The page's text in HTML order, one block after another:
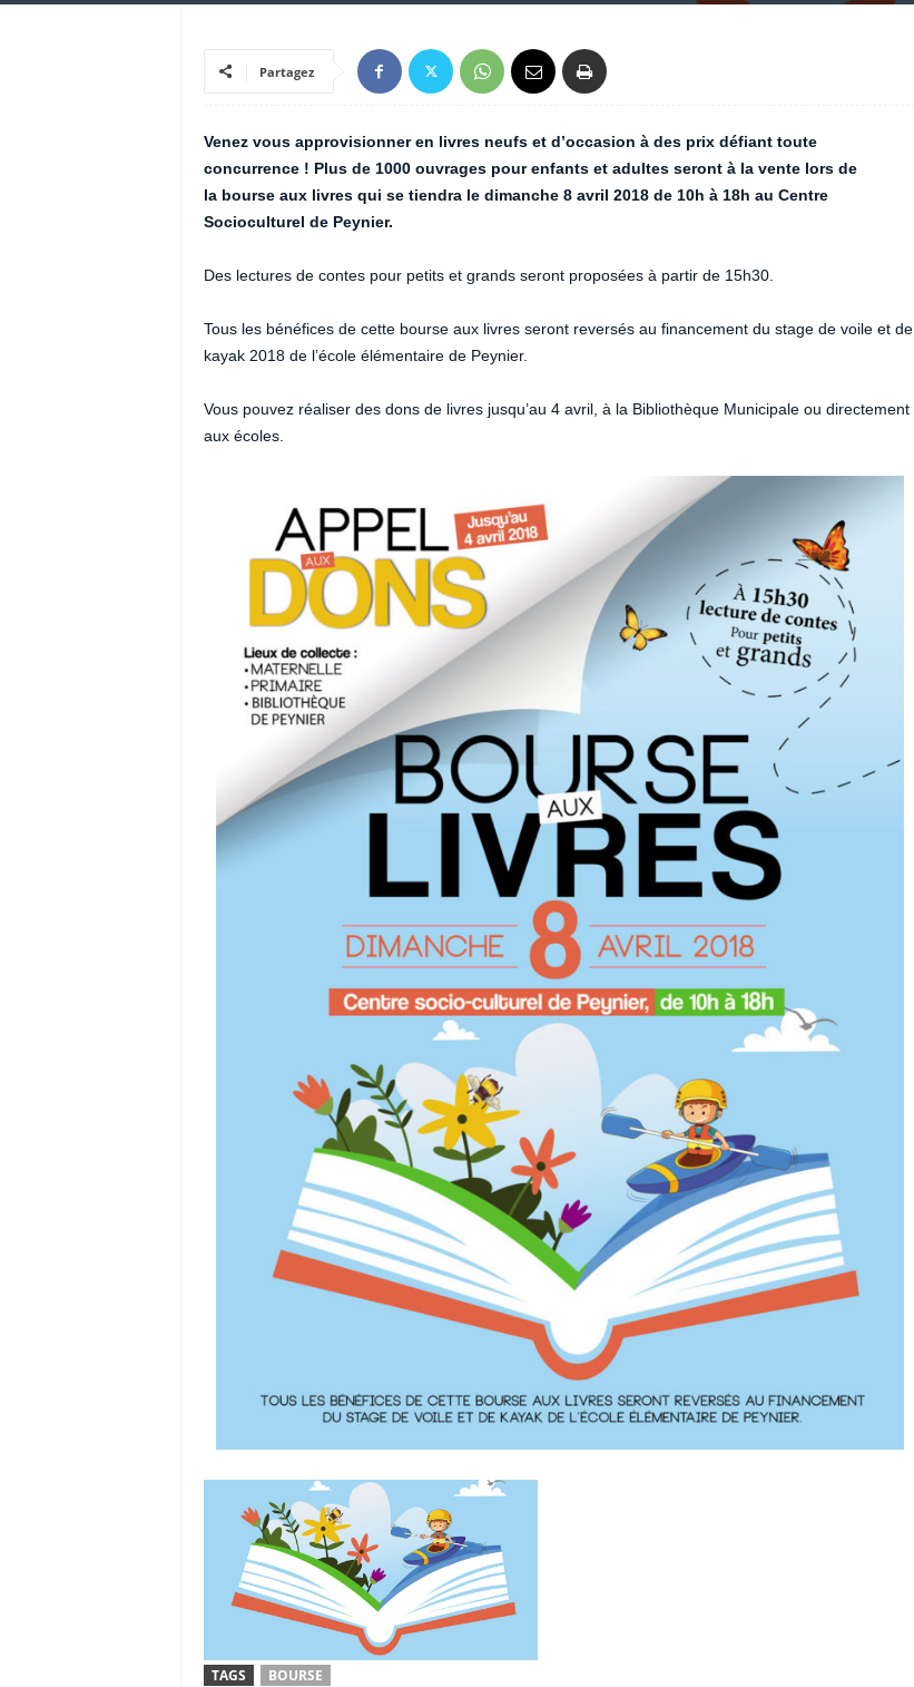
Partagez
Venez vous approvisionner en livres neufs et d’occasion à des prix défiant toute
concurrence ! Plus de 1000 ouvrages pour enfants et adultes seront à la vente lors de
la bourse aux livres qui se tiendra le dimanche 8 avril 2018 de 10h à 18h au Centre
Socioculturel de Peynier.
Des lectures de contes pour petits et grands seront proposées à partir de 15h30.
Tous les bénéfices de cette bourse aux livres seront reversés au financement du stage de voile et de
kayak 2018 de l’école élémentaire de Peynier.
Vous pouvez réaliser des dons de livres jusqu’au 4 avril, à la Bibliothèque Municipale ou directement
aux écoles.
TAGS BOURSE